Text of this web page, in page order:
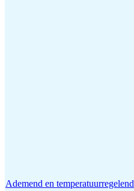
Ademend en temperatuurregelend